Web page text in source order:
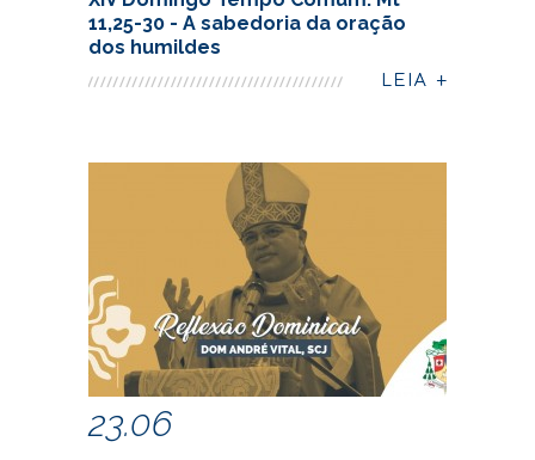
11,25-30 - A sabedoria da oração
dos humildes
23.06